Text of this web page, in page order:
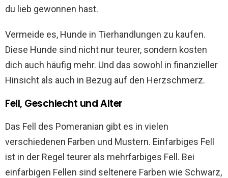
du lieb gewonnen hast.
Vermeide es, Hunde in Tierhandlungen zu kaufen.
Diese Hunde sind nicht nur teurer, sondern kosten
dich auch häufig mehr. Und das sowohl in finanzieller
Hinsicht als auch in Bezug auf den Herzschmerz.
Fell, Geschlecht und Alter
Das Fell des Pomeranian gibt es in vielen
verschiedenen Farben und Mustern. Einfarbiges Fell
ist in der Regel teurer als mehrfarbiges Fell. Bei
einfarbigen Fellen sind seltenere Farben wie Schwarz,